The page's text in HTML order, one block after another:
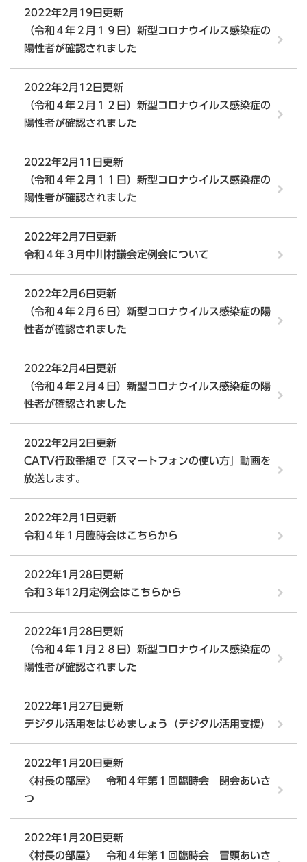
2022年2月19日更新
（令和４年２月１９日）新型コロナウイルス感染症の
陽性者が確認されました
2022年2月12日更新
（令和４年２月１２日）新型コロナウイルス感染症の
陽性者が確認されました
2022年2月11日更新
（令和４年２月１１日）新型コロナウイルス感染症の
陽性者が確認されました
2022年2月7日更新
令和４年３月中川村議会定例会について
2022年2月6日更新
（令和４年２月６日）新型コロナウイルス感染症の陽
性者が確認されました
2022年2月4日更新
（令和４年２月４日）新型コロナウイルス感染症の陽
性者が確認されました
2022年2月2日更新
CATV行政番組で「スマートフォンの使い方」動画を
放送します。
2022年2月1日更新
令和４年１月臨時会はこちらから
2022年1月28日更新
令和３年12月定例会はこちらから
2022年1月28日更新
（令和４年１月２８日）新型コロナウイルス感染症の
陽性者が確認されました
2022年1月27日更新
デジタル活用をはじめましょう（デジタル活用支援）
2022年1月20日更新
《村長の部屋》 令和４年第１回臨時会 閉会あいさ
つ
2022年1月20日更新
《村長の部屋》 令和４年第１回臨時会 冒頭あいさ